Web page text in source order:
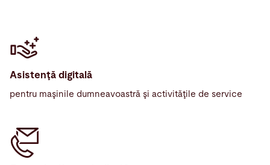
Asistenţă digitală
pentru maşinile dumneavoastră şi activităţile de service